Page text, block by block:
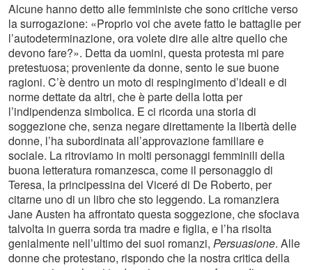
Alcune hanno detto alle femministe che sono critiche verso
la surrogazione: «Proprio voi che avete fatto le battaglie per
l’autodeterminazione, ora volete dire alle altre quello che
devono fare?». Detta da uomini, questa protesta mi pare
pretestuosa; proveniente da donne, sento le sue buone
ragioni. C’è dentro un moto di respingimento d’ideali e di
norme dettate da altri, che è parte della lotta per
l’indipendenza simbolica. E ci ricorda una storia di
soggezione che, senza negare direttamente la libertà delle
donne, l’ha subordinata all’approvazione familiare e
sociale. La ritroviamo in molti personaggi femminili della
buona letteratura romanzesca, come il personaggio di
Teresa, la principessina dei Viceré di De Roberto, per
citarne uno di un libro che sto leggendo. La romanziera
Jane Austen ha affrontato questa soggezione, che sfociava
talvolta in guerra sorda tra madre e figlia, e l’ha risolta
genialmente nell’ultimo dei suoi romanzi, Persuasione. Alle
donne che protestano, rispondo che la nostra critica della